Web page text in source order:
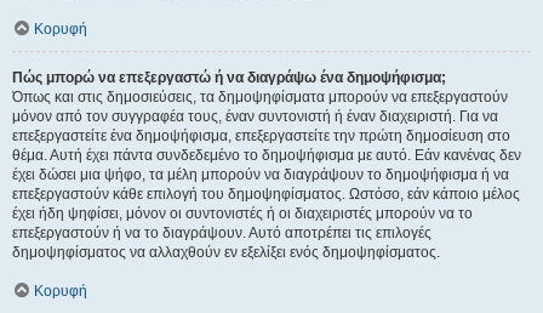
Κορυφή
Πώς μπορώ να επεξεργαστώ ή να διαγράψω ένα δημοψήφισμα;
Όπως και στις δημοσιεύσεις, τα δημοψηφίσματα μπορούν να επεξεργαστούν
μόνον από τον συγγραφέα τους, έναν συντονιστή ή έναν διαχειριστή. Για να
επεξεργαστείτε ένα δημοψήφισμα, επεξεργαστείτε την πρώτη δημοσίευση στο
θέμα. Αυτή έχει πάντα συνδεδεμένο το δημοψήφισμα με αυτό. Εάν κανένας δεν
έχει δώσει μια ψήφο, τα μέλη μπορούν να διαγράψουν το δημοψήφισμα ή να
επεξεργαστούν κάθε επιλογή του δημοψηφίσματος. Ωστόσο, εάν κάποιο μέλος
έχει ήδη ψηφίσει, μόνον οι συντονιστές ή οι διαχειριστές μπορούν να το
επεξεργαστούν ή να το διαγράψουν. Αυτό αποτρέπει τις επιλογές
δημοψηφίσματος να αλλαχθούν εν εξελίξει ενός δημοψηφίσματος.
Κορυφή